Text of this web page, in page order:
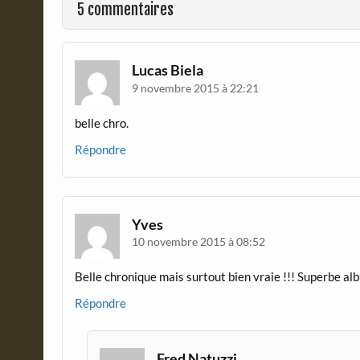
k
i
n
5 commentaires
Lucas Biela
9 novembre 2015 à 22:21
belle chro.
Répondre
Yves
10 novembre 2015 à 08:52
Belle chronique mais surtout bien vraie !!! Superbe
Répondre